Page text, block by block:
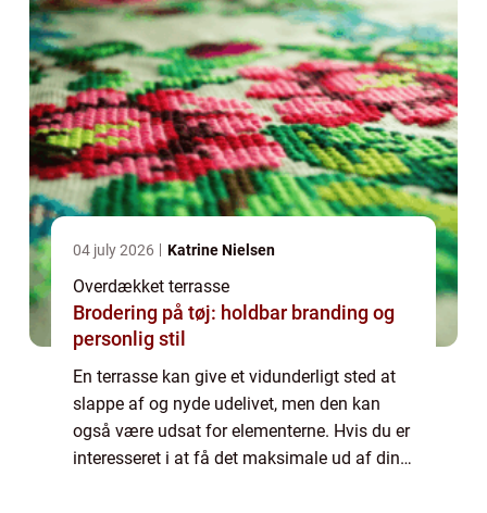
04 july 2026 Katrine Nielsen
Overdækket terrasse
Brodering på tøj: holdbar branding og
personlig stil
En terrasse kan give et vidunderligt sted at
slappe af og nyde udelivet, men den kan
også være udsat for elementerne. Hvis du er
interesseret i at få det maksimale ud af din